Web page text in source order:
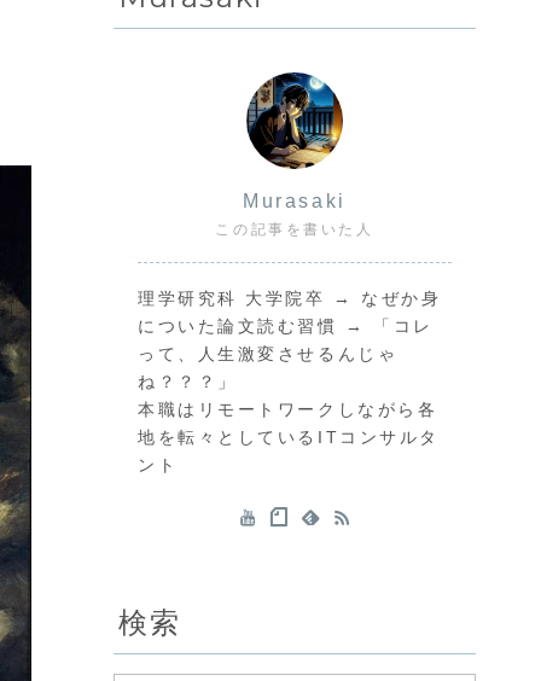
Murasaki
この記事を書いた人
理学研究科 大学院卒 → なぜか身
についた論文読む習慣 → 「コレ
って、人生激変させるんじゃ
ね？？？」
本職はリモートワークしながら各
地を転々としているITコンサルタ
ント
検索